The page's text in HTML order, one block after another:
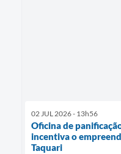
02 JUL 2026 - 13h56
Oficina de
incentiva o
Taquari